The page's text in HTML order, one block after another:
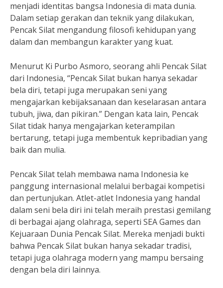
menjadi identitas bangsa Indonesia di mata dunia.
Dalam setiap gerakan dan teknik yang dilakukan,
Pencak Silat mengandung filosofi kehidupan yang
dalam dan membangun karakter yang kuat.
Menurut Ki Purbo Asmoro, seorang ahli Pencak Silat
dari Indonesia, “Pencak Silat bukan hanya sekadar
bela diri, tetapi juga merupakan seni yang
mengajarkan kebijaksanaan dan keselarasan antara
tubuh, jiwa, dan pikiran.” Dengan kata lain, Pencak
Silat tidak hanya mengajarkan keterampilan
bertarung, tetapi juga membentuk kepribadian yang
baik dan mulia.
Pencak Silat telah membawa nama Indonesia ke
panggung internasional melalui berbagai kompetisi
dan pertunjukan. Atlet-atlet Indonesia yang handal
dalam seni bela diri ini telah meraih prestasi gemilang
di berbagai ajang olahraga, seperti SEA Games dan
Kejuaraan Dunia Pencak Silat. Mereka menjadi bukti
bahwa Pencak Silat bukan hanya sekadar tradisi,
tetapi juga olahraga modern yang mampu bersaing
dengan bela diri lainnya.